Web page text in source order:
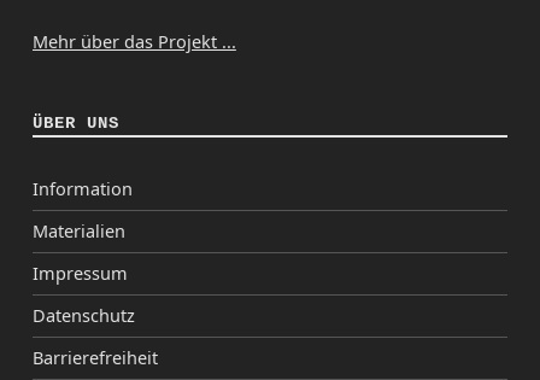
Mehr über das Projekt ...
ÜBER UNS
Information
Materialien
Impressum
Datenschutz
Barrierefreiheit